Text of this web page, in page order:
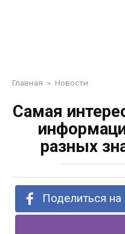
Главная » Новости
Самая
разных
Поделиться